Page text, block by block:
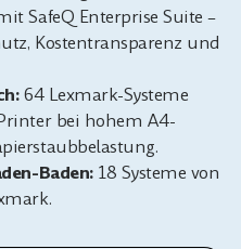
SafeQ Enterprise Suite –
Kostentransparenz und
64 Lexmark-Systeme
bei hohem A4-
Baden:18 Systeme von